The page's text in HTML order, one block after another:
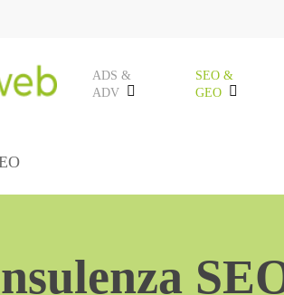
ADS &
ADV
SEO &
GEO